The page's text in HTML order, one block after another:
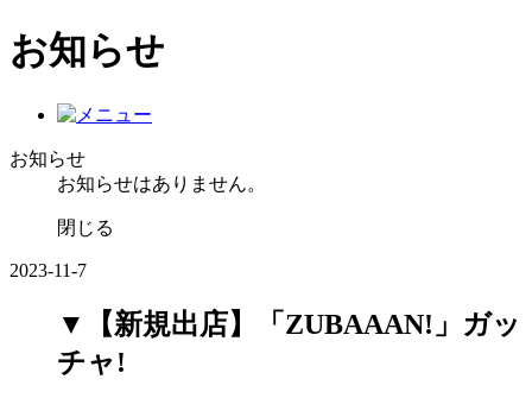
お知らせ
お知らせ
お知らせはありません。
閉じる
2023-11-7
▼【新規出店】「ZUBAAAN!」ガッ
チャ!